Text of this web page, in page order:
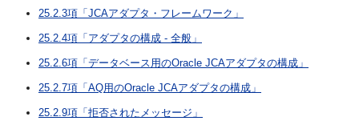
25.2.3項「JCAアダプタ・フレームワーク」
25.2.4項「アダプタの構成 - 全般」
25.2.6項「データベース用のOracle JCAアダプタの構成」
25.2.7項「AQ用のOracle JCAアダプタの構成」
25.2.9項「拒否されたメッセージ」